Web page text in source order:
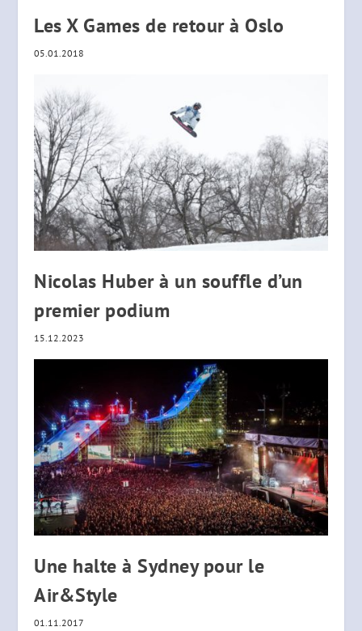
Les X Games de retour à Oslo
05.01.2018
Nicolas Huber à un souffle d’un
premier podium
15.12.2023
Une halte à Sydney pour le
Air&Style
01.11.2017